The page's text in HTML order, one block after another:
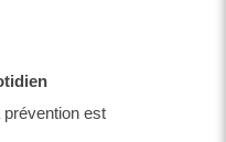
prévention est